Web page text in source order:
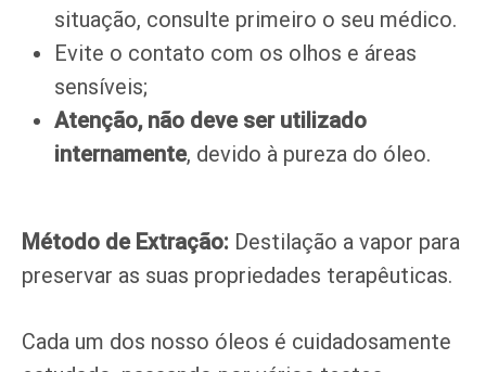
situação, consulte primeiro o seu médico.
Evite o contato com os olhos e áreas
sensíveis;
Atenção, não deve ser utilizado
internamente, devido à pureza do óleo.
Método de Extração: Destilação a vapor para
preservar as suas propriedades terapêuticas.
Cada um dos nosso óleos é cuidadosamente